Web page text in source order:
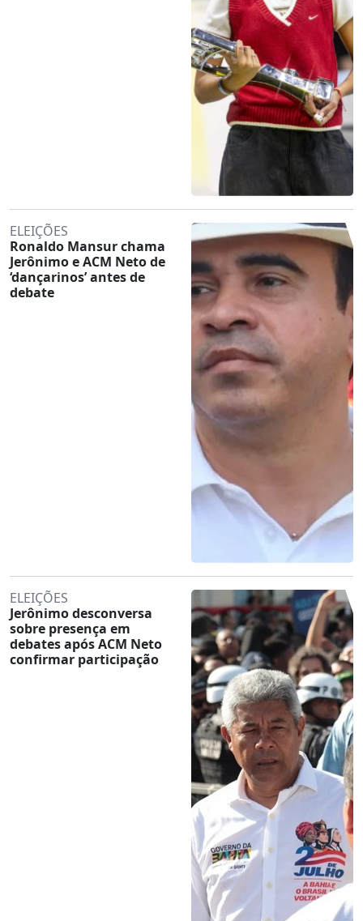
ELEIÇÕES
Ronaldo Mansur chama
Jerônimo e ACM Neto de
‘dançarinos’ antes de
debate
ELEIÇÕES
Jerônimo desconversa
sobre presença em
debates após ACM Neto
confirmar participação